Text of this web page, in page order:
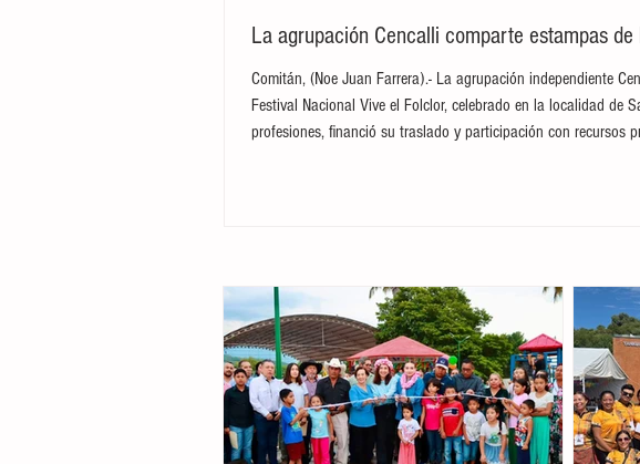
La agrupación Cencalli comparte estampas
Comitán, (Noe Juan Farrera).- La agrupación independiente
Festival Nacional Vive el Folclor, celebrado en la localidad de
profesiones, financió su traslado y participación con recursos